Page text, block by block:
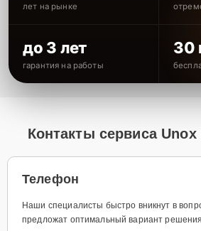
лет на рынке
до 3 лет
гарантия на работы
30
Контакты сервиса
Телефон
Наши специалисты быстро вникнут в
предложат оптимальный вариант решения